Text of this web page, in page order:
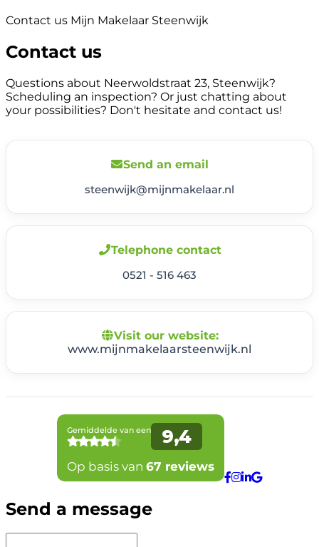
Contact us Mijn Makelaar Steenwijk
Contact us
Questions about Neerwoldstraat 23, Steenwijk?
Scheduling an inspection? Or just chatting about
your possibilities? Don't hesitate and contact us!
Send an email
steenwijk@mijnmakelaar.nl
Telephone contact
0521 - 516 463
Visit our website:
www.mijnmakelaarsteenwijk.nl
Send a message